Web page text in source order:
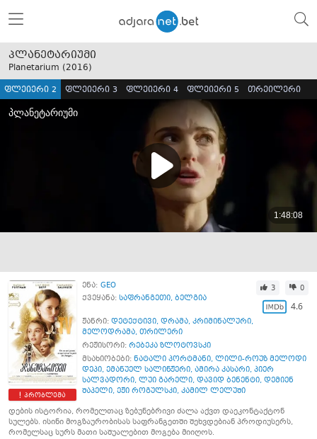
პლანეტარიუმი
Planetarium (2016)
ფლეიერი 2 ფლეიერი 3 ფლეიერი 4 ფლეიერი 5 თრეილერი
პრობლემა
ენა: GEO
ქვეყანა: საფრანგეთი, ბელგია
3 0
4.6
ჟანრი: დეტექტივი, დრამა, კრიმინალური,
მელოდრამა, თრილერი
რეჟისორი: რებეკა ზლოტოვსკი
მსახიობები: ნატალი პორტმანი, ლილი-როუზ მელოდი
დეპი, ემანუელ სალინჟერი, ამირა კასარი, პიერ
სალვადორი, ლუი გარელი, დავიდ ბენენტი, დემიენ
შაპელი, ეჟი როგულსკი, კამილ ლელუში
დების ისტორია, რომელთაც ზებუნებრივი ძალა აქვთ დაეკონტაქტონ
სულებს. ისინი მოგზაურობისას საფრანგეთში შეხვდებიან პროდიუსერს,
რომელსაც სურს მათი საშუალებით მოგება მიიღოს.